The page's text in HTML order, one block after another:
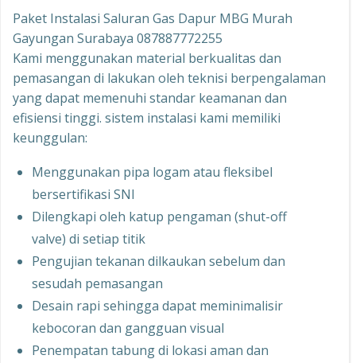
Paket Instalasi Saluran Gas Dapur MBG Murah
Gayungan Surabaya 087887772255
Kami menggunakan material berkualitas dan
pemasangan di lakukan oleh teknisi berpengalaman
yang dapat memenuhi standar keamanan dan
efisiensi tinggi. sistem instalasi kami memiliki
keunggulan:
Menggunakan pipa logam atau fleksibel
bersertifikasi SNI
Dilengkapi oleh katup pengaman (shut-off
valve) di setiap titik
Pengujian tekanan dilkaukan sebelum dan
sesudah pemasangan
Desain rapi sehingga dapat meminimalisir
kebocoran dan gangguan visual
Penempatan tabung di lokasi aman dan